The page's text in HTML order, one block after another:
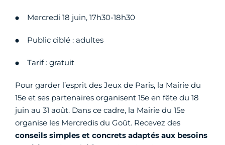
Mercredi 18 juin, 17h30-18h30
Public ciblé : adultes
Tarif : gratuit
Pour garder l’esprit des Jeux de Paris, la Mairie du
15e et ses partenaires organisent 15e en fête du 18
juin au 31 août. Dans ce cadre, la Mairie du 15e
organise les Mercredis du Goût. Recevez des
conseils simples et concrets adaptés aux besoins